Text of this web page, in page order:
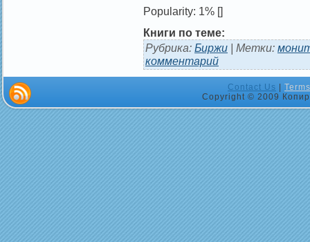
Popularity: 1% []
Книги по теме:
Рубрика: Биржи | Метки:
комментарий
Contact Us |
Copyright © 2009